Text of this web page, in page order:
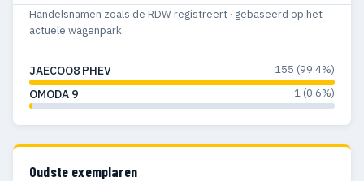
Handelsnamen zoals de RDW registreert · gebaseerd op het
actuele wagenpark.
JAECOO8 PHEV 155 (99.4%)
OMODA 9 1 (0.6%)
Oudste exemplaren